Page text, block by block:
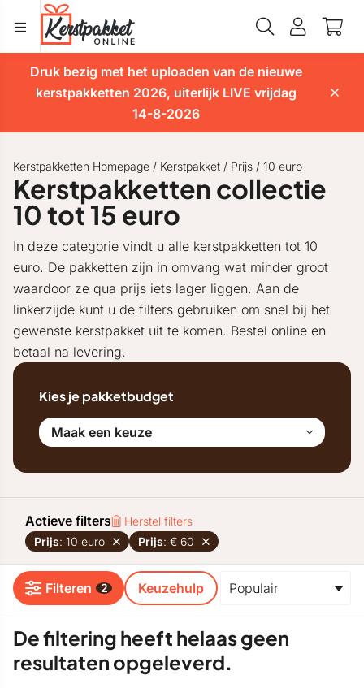
Druk bezig met het uploaden van de nieuwe
kerstpakketten 2026, uiterlijk LIVE vrijdag
14-8-2026
Kerstpakketten Homepage / Kerstpakket / Prijs / 10 euro
Kerstpakketten collectie
10 tot 15 euro
In deze categorie vindt u alle kerstpakketten tot 10
euro. De pakketten zijn in omvang wat minder groot
waardoor ze qua prijs iets lager liggen. Aan de
linkerzijde kunt u de filters gebruiken om snel bij het
gewenste kerstpakket uit te komen. Bestel online en
betaal na levering.
Kies je pakketbudget
Maak een keuze
Actieve filters
Herstel filters
Prijs: 10 euro Prijs: € 60
Filteren 2 Keuzehulp
De filtering heeft helaas geen
resultaten opgeleverd.